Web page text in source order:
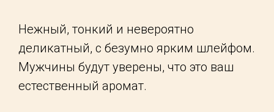
Нежный, тонкий и невероятно
деликатный, с безумно ярким шлейфом.
Мужчины будут уверены, что это ваш
естественный аромат.